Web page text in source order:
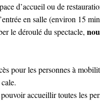
d’accueil ou de
en salle (environ 15
le déroulé du spectacle,
pour les personnes à
accueillir toutes les